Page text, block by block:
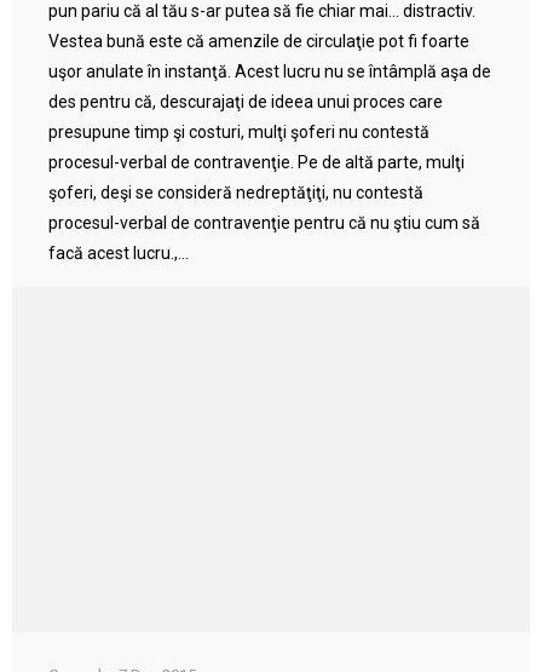
pun pariu că al tău s-ar putea să fie chiar mai… distractiv.
Vestea bună este că amenzile de circulaţie pot fi foarte
uşor anulate în instanţă. Acest lucru nu se întâmplă aşa de
des pentru că, descurajaţi de ideea unui proces care
presupune timp şi costuri, mulţi şoferi nu contestă
procesul-verbal de contravenţie. Pe de altă parte, mulţi
şoferi, deşi se consideră nedreptăţiţi, nu contestă
procesul-verbal de contravenţie pentru că nu ştiu cum să
facă acest lucru.,...